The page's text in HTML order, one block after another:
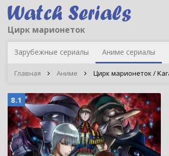
Цирк марионеток
Зарубежные сериалы Аниме сериалы
Главная Аниме Цирк марионеток /
8.1